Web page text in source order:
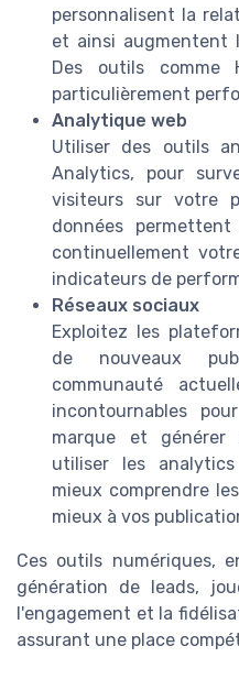
personnalisent la
et ainsi augmentent
Des outils comme
particulièrement
Analytique web
Utiliser des outils
Analytics, pour
visiteurs sur votre
données
continuellement
indicateurs de
Réseaux sociaux
Exploitez les
de nouveaux
communauté
incontournables
marque et générer
utiliser les
mieux comprendre
mieux à vos
Ces outils numériques,
génération de leads,
l'engagement et la
assurant une place